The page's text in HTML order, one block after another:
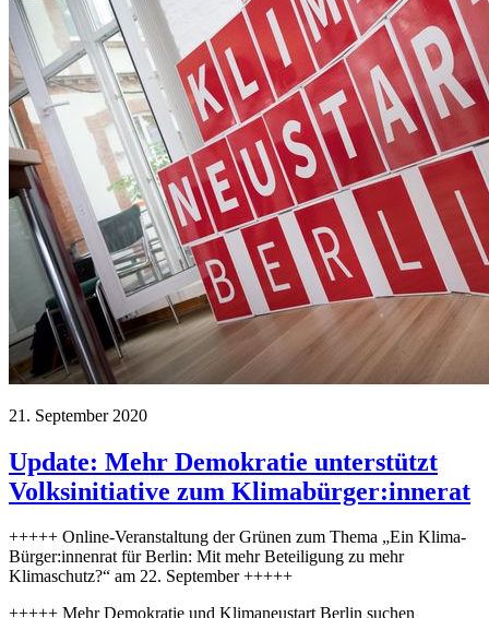
21. September 2020
Update: Mehr Demokratie unterstützt
Volksinitiative zum Klimabürger:innerat
+++++ Online-Veranstaltung der Grünen zum Thema „Ein Klima-
Bürger:innenrat für Berlin: Mit mehr Beteiligung zu mehr
Klimaschutz?“ am 22. September +++++
+++++ Mehr Demokratie und Klimaneustart Berlin suchen